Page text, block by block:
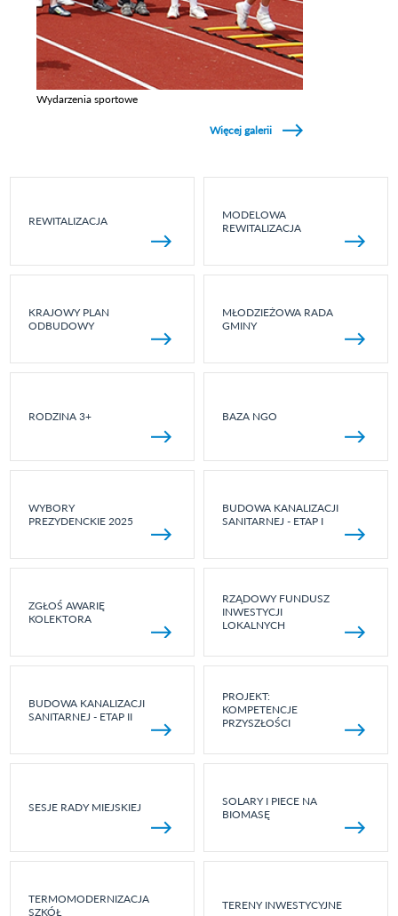
Wydarzenia sportowe
Więcej galerii
REWITALIZACJA
MODELOWA
REWITALIZACJA
KRAJOWY PLAN
ODBUDOWY
MŁODZIEŻOWA RADA
GMINY
RODZINA 3+ BAZA NGO
WYBORY
PREZYDENCKIE 2025
BUDOWA KANALIZACJI
SANITARNEJ - ETAP I
ZGŁOŚ AWARIĘ
KOLEKTORA
RZĄDOWY FUNDUSZ
INWESTYCJI
LOKALNYCH
BUDOWA KANALIZACJI
SANITARNEJ - ETAP II
PROJEKT:
KOMPETENCJE
PRZYSZŁOŚCI
SESJE RADY MIEJSKIEJ
SOLARY I PIECE NA
BIOMASĘ
TERMOMODERNIZACJA
SZKÓŁ
TERENY INWESTYCYJNE